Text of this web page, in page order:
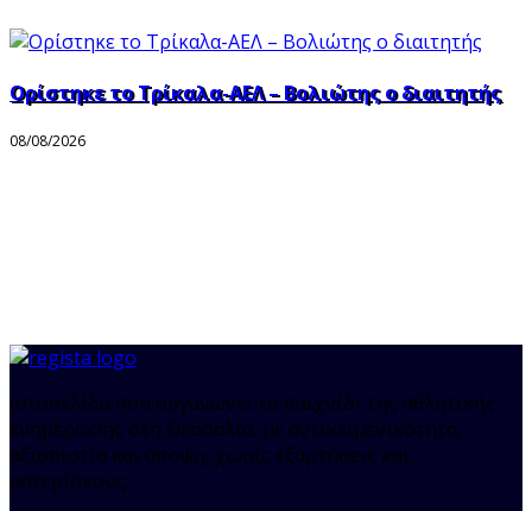
Ορίστηκε το Τρίκαλα-ΑΕΛ – Βολιώτης ο διαιτητής
08/08/2026
Ιστοσελίδα που οργανώνει το παιχνίδι της αθλητικής
ενημέρωσης στη Θεσσαλία, με αντικειμενικότητα,
αξιοπιστία και άποψη, χωρίς εξαρτήσεις και
αστερίσκους.